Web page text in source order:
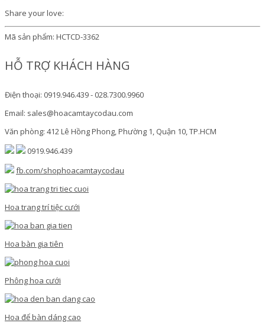
Share your love:
Mã sản phẩm: HCTCD-3362
HỖ TRỢ KHÁCH HÀNG
Điện thoại: 0919.946.439 - 028.7300.9960
Email: sales@hoacamtaycodau.com
Văn phòng: 412 Lê Hồng Phong, Phường 1, Quận 10, TP.HCM
0919.946.439
fb.com/shophoacamtaycodau
Hoa trang trí tiệc cưới
Hoa bàn gia tiên
Phông hoa cưới
Hoa để bàn dáng cao